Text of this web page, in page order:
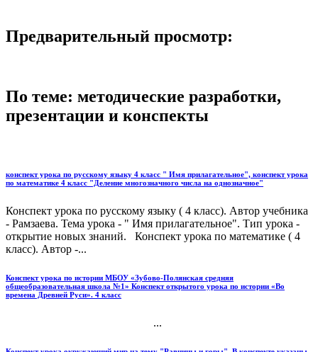
Предварительный просмотр:
По теме: методические разработки,
презентации и конспекты
конспект урока по русскому языку 4 класс " Имя прилагательное", конспект урока
по математике 4 класс "Деление многозначного числа на однозначное"
Конспект урока по русскому языку ( 4 класс). Автор учебника
- Рамзаева. Тема урока - " Имя прилагательное". Тип урока -
открытие новых знаний. Конспект урока по математике ( 4
класс). Автор -...
Конспект урока по истории МБОУ «Зубово-Полянская средняя
общеобразовательная школа №1» Конспект открытого урока по истории «Во
времена Древней Руси». 4 класс
...